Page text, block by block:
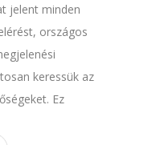
jelent minden
országos
keressük az
Ez